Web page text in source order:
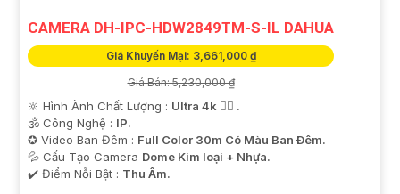
CAMERA DH-IPC-HDW2849TM-S-IL DAHUA
Giá Khuyến Mại: 3,661,000 ₫
Giá Bán: 5,230,000 ₫
🔆 Hình Ành Chất Lượng : Ultra 4k 👍🏾 .
🕉️ Công Nghệ : IP.
✪ Video Ban Đêm : Full Color 30m Có Màu Ban Ðêm.
💦 Cấu Tạo Camera Dome Kim loại + Nhựa.
️✔️ Điểm Nỗi Bật : Thu Âm.